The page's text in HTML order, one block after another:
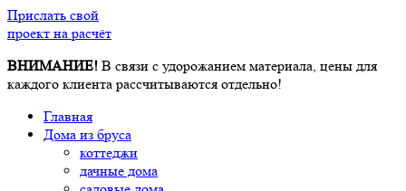
Прислать свой
проект на расчёт
ВНИМАНИЕ! В связи с удорожанием материала, цены для
каждого клиента рассчитываются отдельно!
Главная
Дома из бруса
коттеджи
дачные дома